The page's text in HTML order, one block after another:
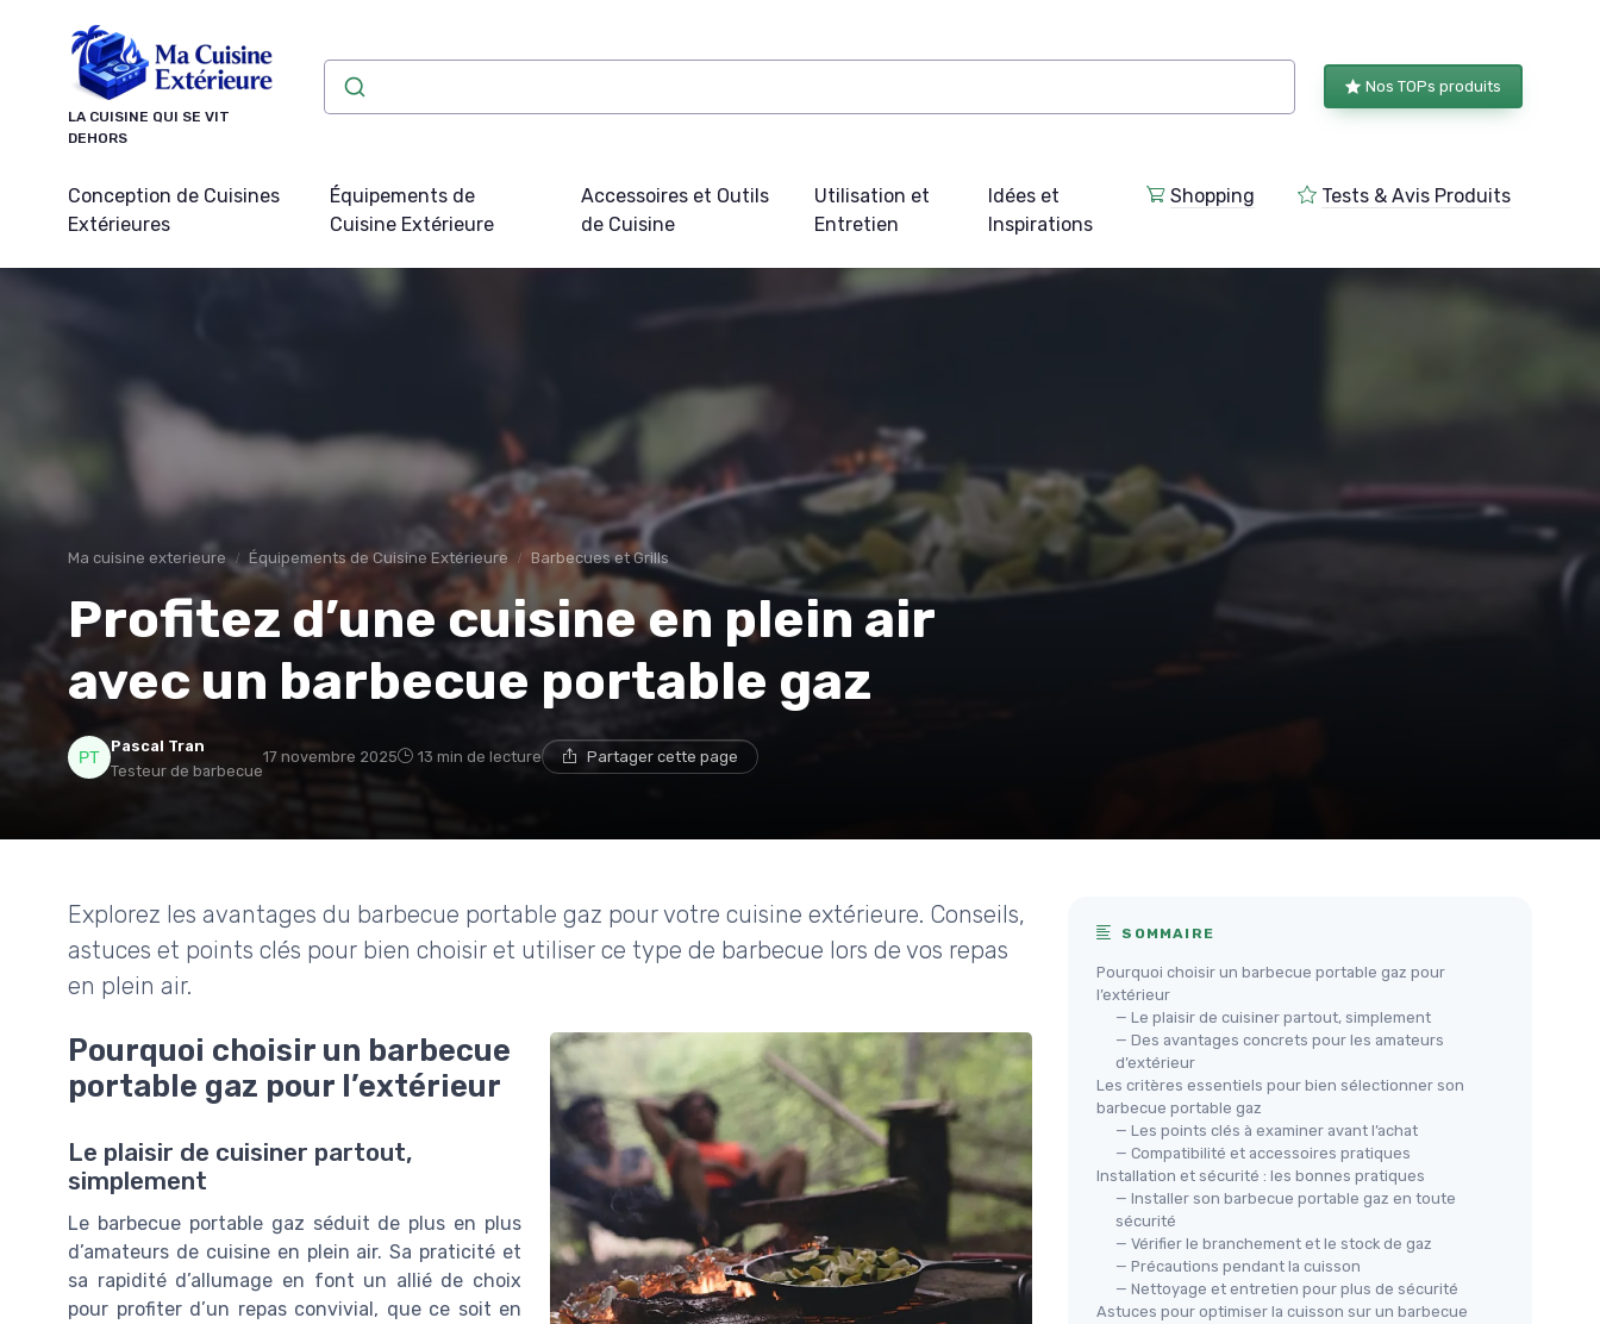
LA CUISINE QUI SE VIT
DEHORS
Nos TOPs produits
Conception de Cuisines
Extérieures
Équipements de
Cuisine Extérieure
Accessoires et Outils
de Cuisine
Utilisation et
Entretien
Idées et
Inspirations
Shopping Tests & Avis Produits
Ma cuisine exterieure Équipements de Cuisine Extérieure Barbecues et Grills
Profitez d’une cuisine en plein air
avec un barbecue portable gaz
Pascal Tran
Testeur de barbecue
17 novembre 2025 13 min de lecture Partager cette page
Explorez les avantages du barbecue portable gaz pour votre cuisine extérieure. Conseils,
astuces et points clés pour bien choisir et utiliser ce type de barbecue lors de vos repas
en plein air.
Pourquoi choisir un barbecue
portable gaz pour l’extérieur
Le plaisir de cuisiner partout,
simplement
Le barbecue portable gaz séduit de plus en plus
d’amateurs de cuisine en plein air. Sa praticité et
sa rapidité d’allumage en font un allié de choix
pour profiter d’un repas convivial, que ce soit en
SOMMAIRE
Pourquoi choisir un barbecue portable gaz pour
l’extérieur
— Le plaisir de cuisiner partout, simplement
— Des avantages concrets pour les amateurs
d’extérieur
Les critères essentiels pour bien sélectionner son
barbecue portable gaz
— Les points clés à examiner avant l’achat
— Compatibilité et accessoires pratiques
Installation et sécurité : les bonnes pratiques
— Installer son barbecue portable gaz en toute
sécurité
— Vérifier le branchement et le stock de gaz
— Précautions pendant la cuisson
— Nettoyage et entretien pour plus de sécurité
Astuces pour optimiser la cuisson sur un barbecue